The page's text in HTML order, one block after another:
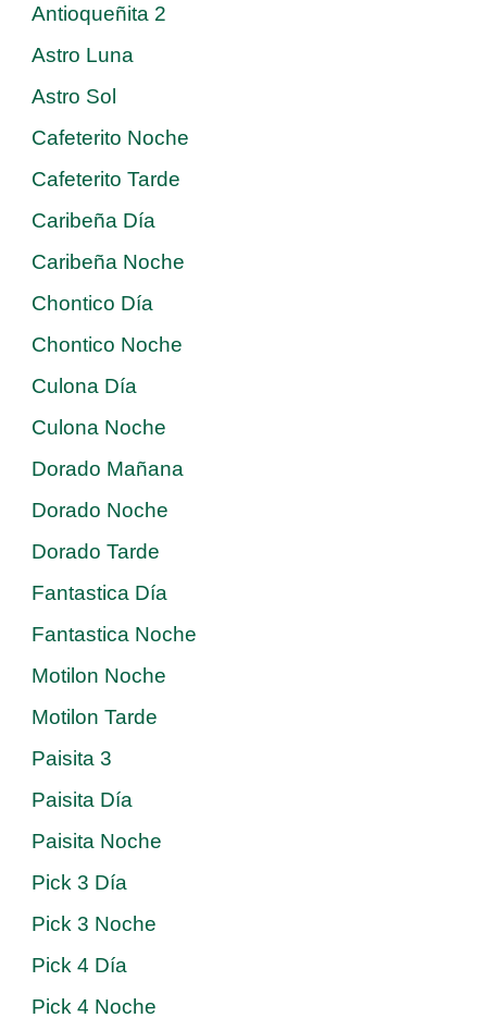
Antioqueñita 2
Astro Luna
Astro Sol
Cafeterito Noche
Cafeterito Tarde
Caribeña Día
Caribeña Noche
Chontico Día
Chontico Noche
Culona Día
Culona Noche
Dorado Mañana
Dorado Noche
Dorado Tarde
Fantastica Día
Fantastica Noche
Motilon Noche
Motilon Tarde
Paisita 3
Paisita Día
Paisita Noche
Pick 3 Día
Pick 3 Noche
Pick 4 Día
Pick 4 Noche